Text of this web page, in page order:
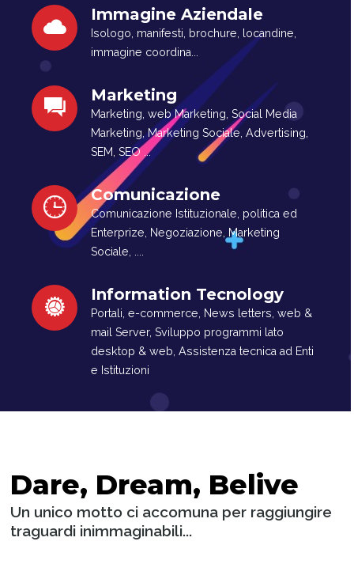
Immagine Aziendale
Isologo, manifesti, brochure, locandine,
immagine coordina...
Marketing
Marketing, web Marketing, Social Media
Marketing, Marketing Sociale, Advertising,
SEM, SEO ...
Comunicazione
Comunicazione Istituzionale, politica ed
Enterprize, Negoziazione, Marketing
Sociale, ....
Information Tecnology
Portali, e-commerce, News letters, web &
mail Server, Sviluppo programmi lato
desktop & web, Assistenza tecnica ad Enti
e Istituzioni
Dare, Dream, Belive
Un unico motto ci accomuna per raggiungire
traguardi inimmaginabili...